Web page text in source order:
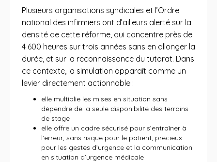
Plusieurs organisations syndicales et l’Ordre
national des infirmiers ont d’ailleurs alerté sur la
densité de cette réforme, qui concentre près de
4 600 heures sur trois années sans en allonger la
durée, et sur la reconnaissance du tutorat. Dans
ce contexte, la simulation apparaît comme un
levier directement actionnable :
elle multiplie les mises en situation sans
dépendre de la seule disponibilité des terrains
de stage
elle offre un cadre sécurisé pour s’entraîner à
l’erreur, sans risque pour le patient, précieux
pour les gestes d’urgence et la communication
en situation d’urgence médicale